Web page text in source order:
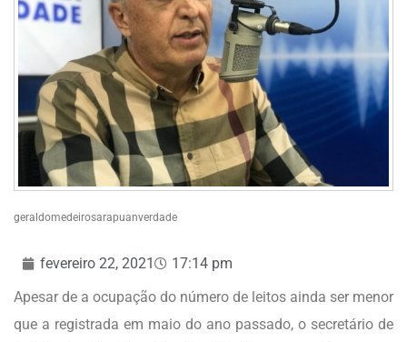
geraldomedeirosarapuanverdade
fevereiro 22, 2021
17:14 pm
Apesar de a ocupação do número de leitos ainda ser menor
que a registrada em maio do ano passado, o secretário de